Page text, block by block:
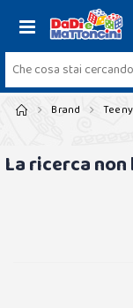
Brand
La ricerca